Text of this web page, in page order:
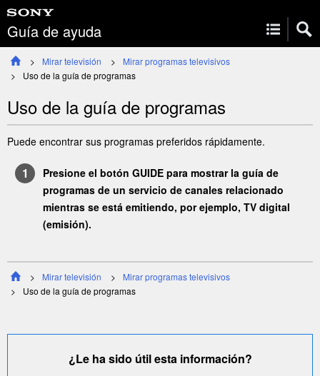
Guía de ayuda
Mirar televisión
Mirar programas televisivos
Uso de la guía de programas
Uso de la guía de programas
Puede encontrar sus programas preferidos rápidamente.
Presione el botón GUIDE para mostrar la guía de
programas de un servicio de canales relacionado
mientras se está emitiendo, por ejemplo, TV digital
(emisión).
Mirar televisión
Mirar programas televisivos
Uso de la guía de programas
¿Le ha sido útil esta información?